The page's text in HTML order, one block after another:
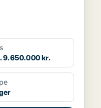
9.650.000 kr.